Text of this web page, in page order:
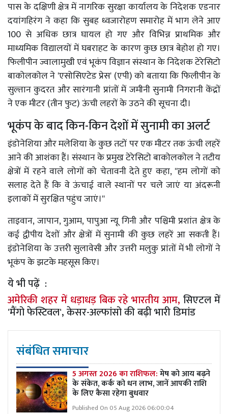
पास के दक्षिणी क्षेत्र में नागरिक सुरक्षा कार्यालय के निदेशक एडनार
दयांगहिरंग ने कहा कि सुबह ध्वजारोहण समारोह में भाग लेने आए
100 से अधिक छात्र घायल हो गए और विभिन्न प्राथमिक और
माध्यमिक विद्यालयों में घबराहट के कारण कुछ छात्र बेहोश हो गए।
फिलीपीन ज्वालामुखी एवं भूकंप विज्ञान संस्थान के निदेशक टेरेसिटो
बाकोलकोल ने 'एसोसिएटेड प्रेस' (एपी) को बताया कि फिलीपीन के
सुल्तान कुदरत और सारंगानी प्रांतों में जमीनी सुनामी निगरानी केंद्रों
ने एक मीटर (तीन फुट) ऊंची लहरों के उठने की सूचना दी।
भूकंप के बाद किन-किन देशों में सुनामी का अलर्ट
इंडोनेशिया और मलेशिया के कुछ तटों पर एक मीटर तक ऊंची लहरें
आने की आशंका हैं। संस्थान के प्रमुख टेरेसिटो बाकोलकोल ने तटीय
क्षेत्रों में रहने वाले लोगों को चेतावनी देते हुए कहा, ''हम लोगों को
सलाह देते हैं कि वे ऊंचाई वाले स्थानों पर चले जाएं या अंदरूनी
इलाकों में सुरक्षित पहुंच जाएं।''
ताइवान, जापान, गुआम, पापुआ न्यू गिनी और पश्चिमी प्रशांत क्षेत्र के
कई द्वीपीय देशों और क्षेत्रों में सुनामी की कुछ लहरें आ सकती हैं।
इंडोनेशिया के उत्तरी सुलावेसी और उत्तरी मलुकु प्रांतों में भी लोगों ने
भूकंप के झटके महसूस किए।
ये भी पढ़ें :
अमेरिकी शहर में धड़ाधड़ बिक रहे भारतीय आम,सिएटल में
'मैंगो फेस्टिवल', केसर-अल्फांसो की बढ़ी भारी डिमांड
संबंधित समाचार
5 अगस्त 2026 का राशिफल:मेष को आय बढ़ने
के संकेत, कर्क को धन लाभ, जानें आपकी राशि
के लिए कैसा रहेगा बुधवार
Published On 05 Aug 2026 06:00:04